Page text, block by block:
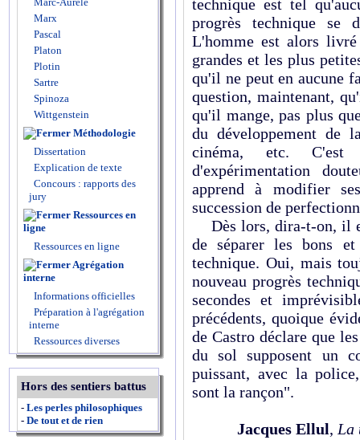
Marx
Pascal
Platon
Plotin
Sartre
Spinoza
Wittgenstein
Méthodologie
Dissertation
Explication de texte
Concours : rapports des
jury
Ressources en
ligne
Ressources en ligne
Agrégation
interne
Informations officielles
Préparation à l'agrégation
interne
Ressources diverses
Hors des sentiers battus
- Les perles philosophiques
- De tout et de rien
technique est tel
progrès technique se
L'homme est alors
grandes et les plus
qu'il ne peut en aucune
question, maintenant,
qu'il mange, pas plus
du développement de
cinéma, etc. C'est
d'expérimentation
apprend à modifier
succession de
Dès lors, dira-t-on, il
de séparer les bons et
technique. Oui, mais
nouveau progrès
secondes et
précédents, quoique
de Castro déclare que
du sol supposent un
puissant, avec la
sont la rançon".
Jacques Ellul, La